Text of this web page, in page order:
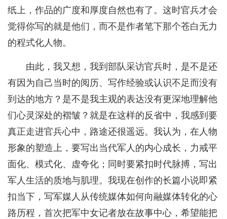
纸上，作品的广度和厚度自然也有了。这时官兵才会
觉得你写的就是他们，而不是作者笔下那个苍白无力
的程式化人物。
由此，我又想，我到部队采访官兵时，是不是还
有因为自己当时的阅历、写作经验或认识不足而没有
到达的地方？是不是我主观的表达没有更深地理解他
们心灵深处的褶皱？就是在这样的反省中，我感到要
真正走进官兵心中，路途还很遥远。我认为，在人物
形象的塑造上，要写出当代军人的内心成长，力戒平
面化、模式化、虚夸化；同时要紧扣时代脉搏，写出
军人生活的质地与肌理。我现在创作的长篇小说即紧
扣当下，写军媒人从传统媒体如何向融媒体转化的心
路历程，首次把军中女记者放在故事中心，希望能把